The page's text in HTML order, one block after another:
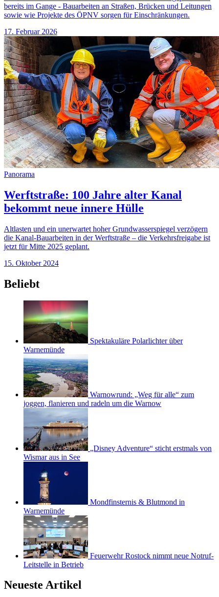
bereits im Gange - Bauarbeiten an Straßen, Brücken und Leitungen
sowie wie Projekte des ÖPNV sorgen für Einschränkungen.
17. Februar 2026
Panorama
Werftstraße: 100 Jahre alter Kanal
bekommt neue innere Hülle
Altlasten und ein unerwartet hoher Grundwasserspiegel verzögern
die Kanal-Bauarbeiten in der Werftstraße – die Verkehrsfreigabe ist
jetzt für Mitte 2025 geplant.
15. Oktober 2024
Beliebt
Spektakuläre Polarlichter über
Warnemünde
Warnowrund: „Weg für alle“ zum
joggen, flanieren und radeln um die Warnow
„Disney Adventure“ sticht erstmals von
Wismar aus in See
Mondfinsternis & Blutmond in
Warnemünde
Feuerwehr Rostock nimmt neue Notruf-
Leitstelle in Betrieb
Neueste Artikel